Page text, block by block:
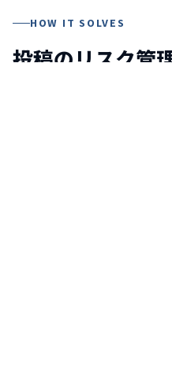
HOW IT SOLVES
投稿のリスク管